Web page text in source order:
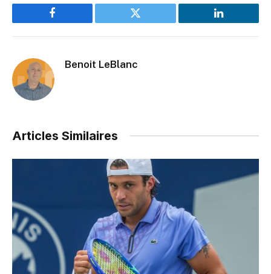
Facebook Twitter LinkedIn
Benoit LeBlanc
Articles Similaires